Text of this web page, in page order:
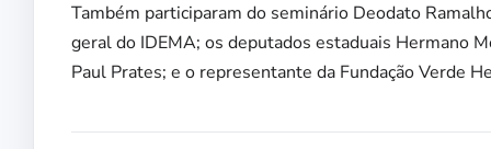
Também participaram do seminário Deodato
geral do IDEMA; os deputados estaduais Hermano
Paul Prates; e o representante da Fundação Verde